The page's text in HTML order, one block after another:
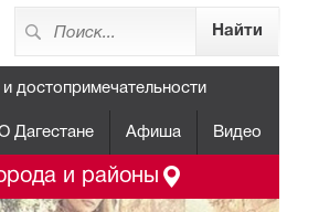
достопримечательности
Дагестане Афиша Видео
и районы